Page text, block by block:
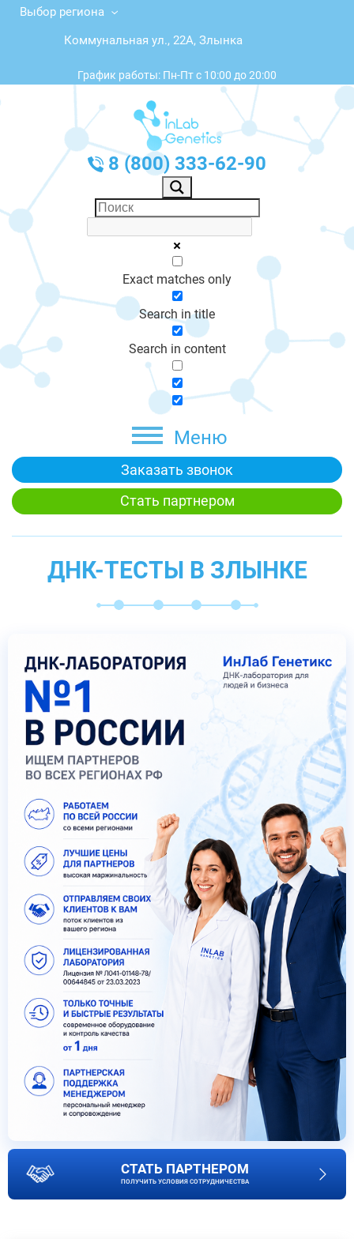
Выбор региона
Коммунальная ул., 22А, Злынка
График работы: Пн-Пт с 10:00 до 20:00
8 (800) 333-62-90
Exact matches only
Search in title
Search in content
Меню
Заказать звонок
Стать партнером
ДНК-ТЕСТЫ В ЗЛЫНКЕ
СТАТЬ ПАРТНЕРОМ
ПОЛУЧИТЬ УСЛОВИЯ СОТРУДНИЧЕСТВА